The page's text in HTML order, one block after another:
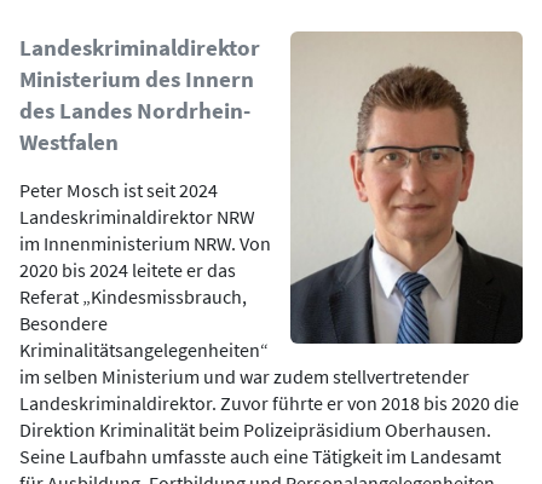
Bild
Landeskriminaldirektor
Ministerium des Innern
des Landes Nordrhein-
Westfalen
Peter Mosch ist seit 2024
Landeskriminaldirektor NRW
im Innenministerium NRW. Von
2020 bis 2024 leitete er das
Referat „Kindesmissbrauch,
Besondere
Kriminalitätsangelegenheiten“
im selben Ministerium und war zudem stellvertretender
Landeskriminaldirektor. Zuvor führte er von 2018 bis 2020 die
Direktion Kriminalität beim Polizeipräsidium Oberhausen.
Seine Laufbahn umfasste auch eine Tätigkeit im Landesamt